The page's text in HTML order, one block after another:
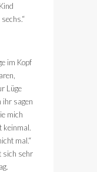
im Kopf
Lüge
ihr sagen
mich
keinmal.
mal.“
sich sehr